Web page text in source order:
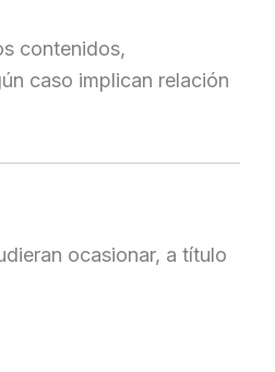
contenidos,
caso implican relación
ocasionar, a título